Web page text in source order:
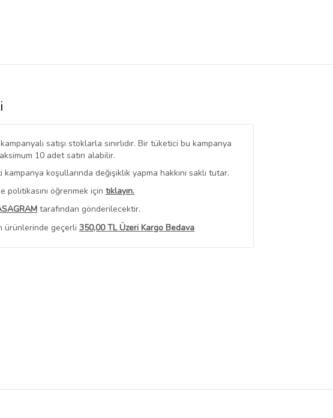
satışı stoklarla sınırlıdır. Bir tüketici bu kampanya
10 adet satın alabilir.
kampanya koşullarında değişiklik yapma hakkını saklı tutar.
politikasını öğrenmek için tıklayın.
tarafından gönderilecektir.
ürünlerinde geçerli 350,00 TL Üzeri Kargo Bedava
Tüm Ürünlerini Görüntüle